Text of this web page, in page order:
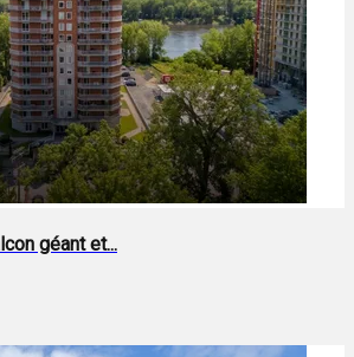
géant et...